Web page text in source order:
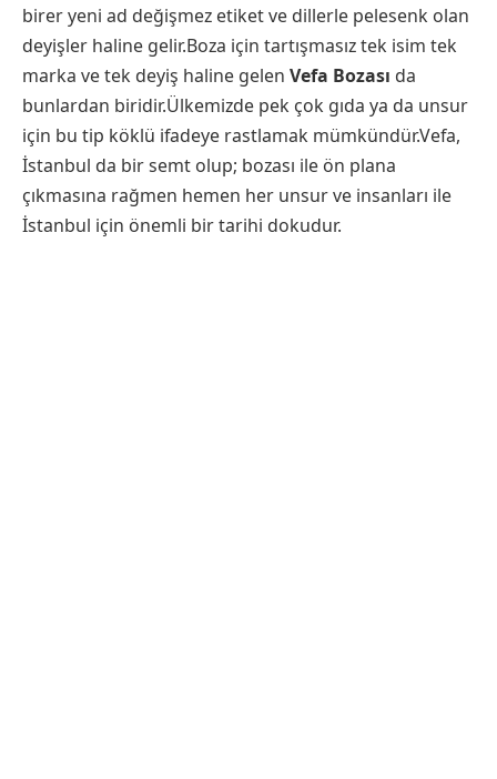
birer yeni ad değişmez etiket ve dillerle pelesenk olan
deyişler haline gelir.Boza için tartışmasız tek isim tek
marka ve tek deyiş haline gelen Vefa Bozası da
bunlardan biridir.Ülkemizde pek çok gıda ya da unsur
için bu tip köklü ifadeye rastlamak mümkündür.Vefa,
İstanbul da bir semt olup; bozası ile ön plana
çıkmasına rağmen hemen her unsur ve insanları ile
İstanbul için önemli bir tarihi dokudur.